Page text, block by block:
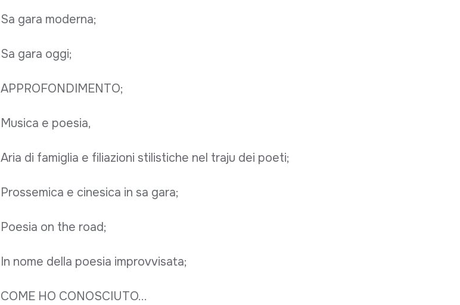
Sa gara moderna;
Sa gara oggi;
APPROFONDIMENTO;
Musica e poesia,
Aria di famiglia e filiazioni stilistiche nel traju dei poeti;
Prossemica e cinesica in sa gara;
Poesia on the road;
In nome della poesia improvvisata;
COME HO CONOSCIUTO...